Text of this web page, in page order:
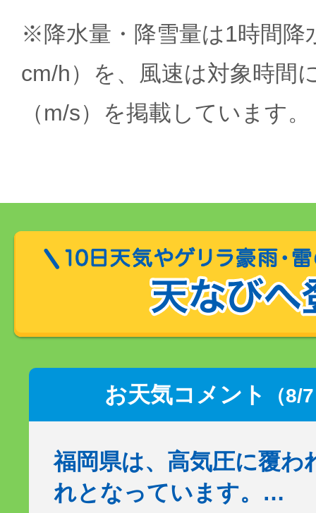
※降水量・降雪量は1時間降
cm/h）を、風速は対象時間
（m/s）を掲載しています。
お天気コメント （8/
福岡県は、高気圧に覆わ
れとなっています。…